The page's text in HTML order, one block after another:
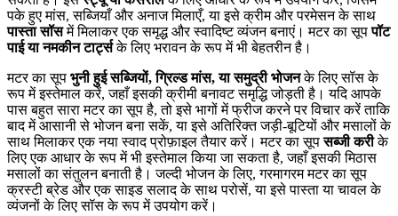
पके हुए मांस, सब्जियाँ और अनाज मिलाएँ, या इसे क्रीम और परमेसन के साथ
पास्ता सॉसमें मिलाकर एक समृद्ध और स्वादिष्ट व्यंजन बनाएं। मटर का सूपपॉट
पाई या नमकीन टार्ट्सके लिए भरावन के रूप में भी बेहतरीन है।
मटर का सूप भुनी हुई सब्जियों, ग्रिल्ड मांस, या समुद्री भोजनके लिए सॉस के
रूप में इस्तेमाल करें, जहाँ इसकी क्रीमी बनावट समृद्धि जोड़ती है। यदि आपके
पास बहुत सारा मटर का सूप है, तो इसे भागों में फ्रीज करने पर विचार करें ताकि
बाद में आसानी से भोजन बना सकें, या इसे अतिरिक्त जड़ी-बूटियों और मसालों के
साथ मिलाकर एक नया स्वाद प्रोफ़ाइल तैयार करें। मटर का सूपसब्जी करीके
लिए एक आधार के रूप में भी इस्तेमाल किया जा सकता है, जहाँ इसकी मिठास
मसालों का संतुलन बनाती है। जल्दी भोजन के लिए, गरमागरम मटर का सूप
क्रस्टी ब्रेड और एक साइड सलाद के साथ परोसें, या इसे पास्ता या चावल के
व्यंजनों के लिए सॉस के रूप में उपयोग करें।